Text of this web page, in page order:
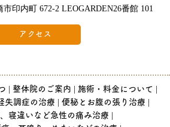
市印内町 672-2 LEOGARDEN26番館 101
アクセス
整体院のご案内
施術・料金について
失調症の治療 便秘とお腹の張り治療
寝違いなど急性の痛み治療